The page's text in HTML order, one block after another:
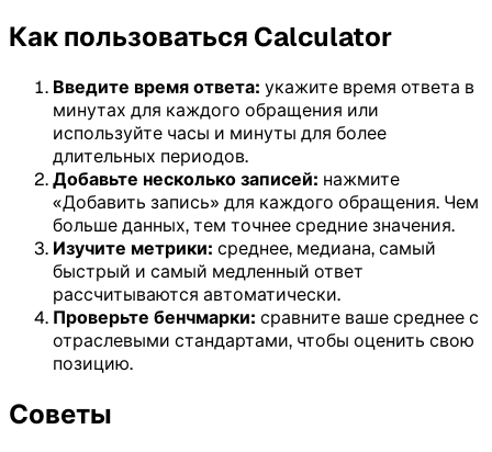
Как пользоваться Calculator
Введите время ответа: укажите время ответа в
минутах для каждого обращения или
используйте часы и минуты для более
длительных периодов.
Добавьте несколько записей: нажмите
«Добавить запись» для каждого обращения. Чем
больше данных, тем точнее средние значения.
Изучите метрики: среднее, медиана, самый
быстрый и самый медленный ответ
рассчитываются автоматически.
Проверьте бенчмарки: сравните ваше среднее с
отраслевыми стандартами, чтобы оценить свою
позицию.
Советы